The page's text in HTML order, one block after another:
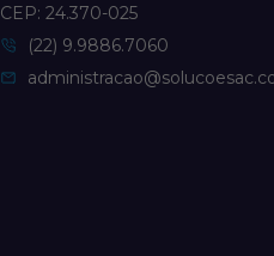
CEP: 24.370-025
(22) 9.9886.7060